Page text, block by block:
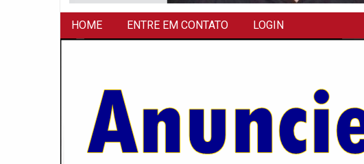
HOME ENTRE EM CONTATO LOGIN